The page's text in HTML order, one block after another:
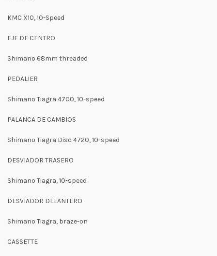
KMC X10, 10-Speed
EJE DE CENTRO
Shimano 68mm threaded
PEDALIER
Shimano Tiagra 4700, 10-speed
PALANCA DE CAMBIOS
Shimano Tiagra Disc 4720, 10-speed
DESVIADOR TRASERO
Shimano Tiagra, 10-speed
DESVIADOR DELANTERO
Shimano Tiagra, braze-on
CASSETTE